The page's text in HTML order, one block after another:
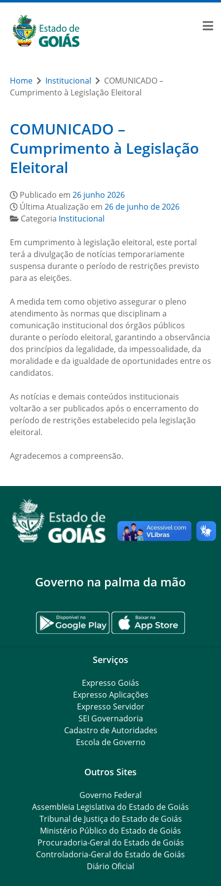
Home Institucional
COMUNICADO –
Cumprimento à Legislação Eleitoral
COMUNICADO –
Cumprimento à Legislação
Eleitoral
Publicado em 26 junho 2026
Última Atualização em 26 de junho de 2026
Categoria Institucional
Em cumprimento à legislação eleitoral, este portal
terá a divulgação de notícias temporariamente
suspensa durante o período de restrições previsto
para as eleições.
A medida tem como objetivo assegurar o pleno
atendimento às normas que disciplinam a
comunicação institucional dos órgãos públicos
durante o período eleitoral, garantindo a observância
dos princípios da legalidade, da impessoalidade, da
moralidade e da igualdade de oportunidades entre os
candidatos.
As notícias e demais conteúdos institucionais
voltarão a ser publicados após o encerramento do
período de restrições estabelecido pela legislação
eleitoral.
Agradecemos a compreensão.
Governo na palma da mão
Serviços
Expresso Goiás
Expresso Aplicações
Expresso Servidor
SEI Governadoria
Cadastro de Autoridades
Escola de Governo
Outros Sites
Governo Federal
Assembleia Legislativa do Estado de Goiás
Tribunal de Justiça do Estado de Goiás
Ministério Público do Estado de Goiás
Procuradoria-Geral do Estado de Goiás
Controladoria-Geral do Estado de Goiás
Diário Oficial